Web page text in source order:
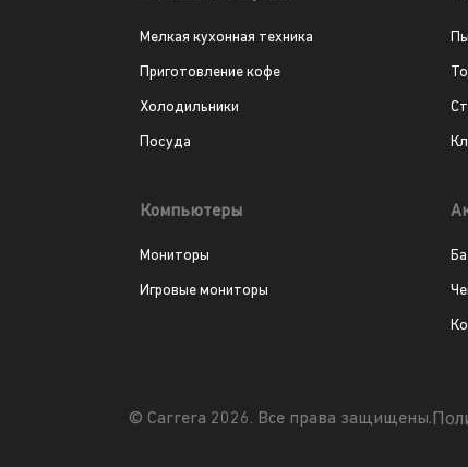
Мелкая кухонная техника
Приготовление кофе
Холодильники
Посуда
Компьютеры
Мониторы
Игровые мониторы
© Carrera 2026. Все права защищены.